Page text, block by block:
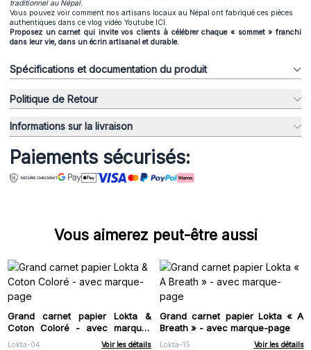
traditionnel au Népal.
Vous pouvez voir comment nos artisans locaux au Népal ont fabriqué ces pièces
authentiques dans ce vlog vidéo Youtube ICI.
Proposez un carnet qui invite vos clients à célébrer chaque « sommet » franchi
dans leur vie, dans un écrin artisanal et durable.
Spécifications et documentation du produit
Politique de Retour
Informations sur la livraison
Paiements sécurisés:
Vous aimerez peut-être aussi
Grand carnet papier Lokta &
Coton Coloré - avec marque-
page
Lokta-04 Voir les détails
Grand carnet papier Lokta « A
Breath » - avec marque-page
Lokta-15 Voir les détails